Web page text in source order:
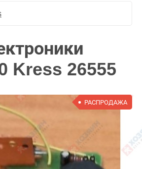
Kress 26555
РАСПРОДАЖА